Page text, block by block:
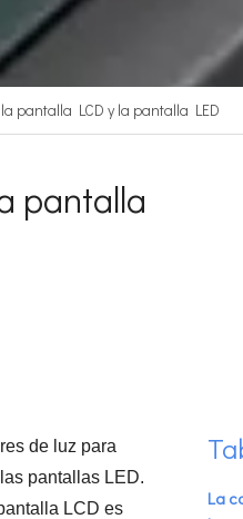
pantalla LCD y la pantalla LED
pantalla
de luz para
pantallas LED.
LCD es
La